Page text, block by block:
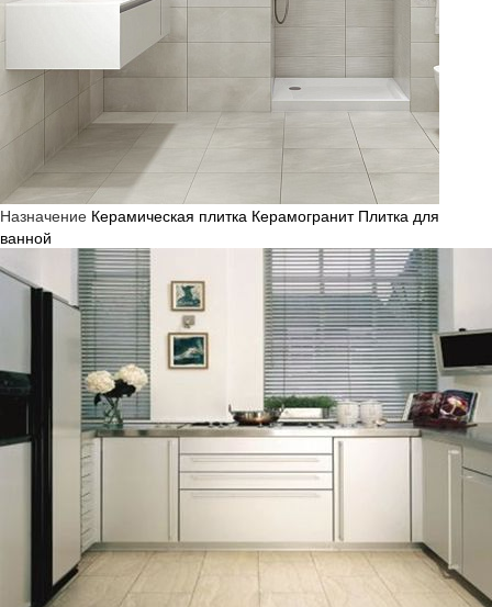
Назначение Керамическая плитка Керамогранит Плитка для
ванной